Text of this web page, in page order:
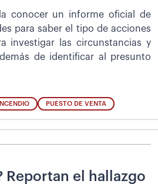
conocer un informe oficial de
para saber el tipo de acciones
investigar las circunstancias y
de identificar al presunto
INCENDIO PUESTO DE VENTA
Reportan el hallazgo